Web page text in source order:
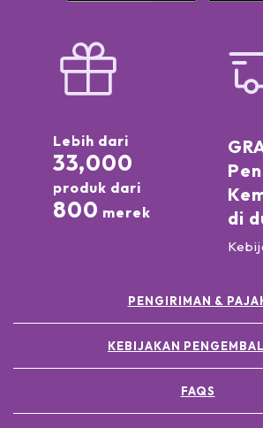
Lebih dari
33,000
produk dari
800 merek
di
PENGIRIMAN &
KEBIJAKAN
FAQS